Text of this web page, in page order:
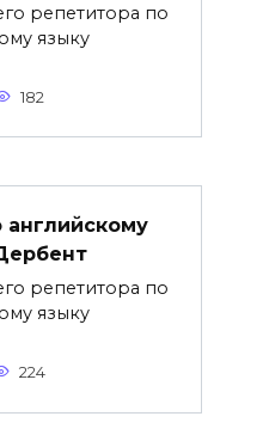
репетитора по
языку
182
английскому
репетитора по
языку
224